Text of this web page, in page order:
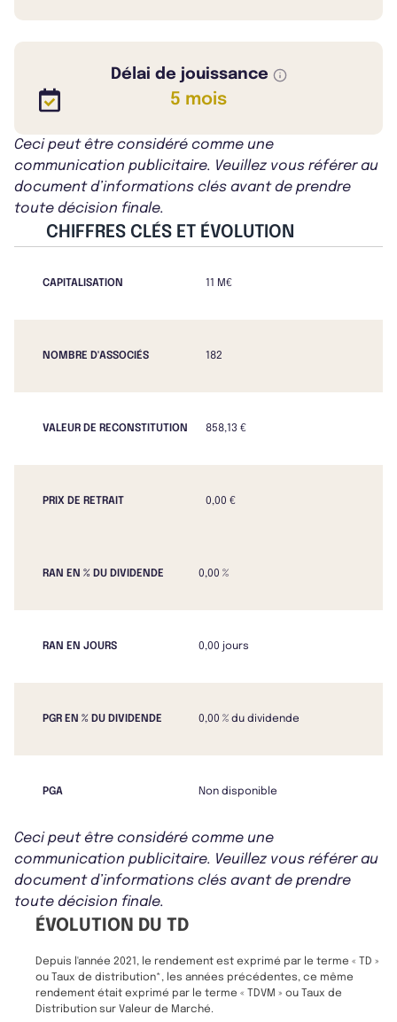
Délai de jouissance
5 mois
Ceci peut être considéré comme une
communication publicitaire. Veuillez vous référer au
document d’informations clés avant de prendre
toute décision finale.
CHIFFRES CLÉS ET ÉVOLUTION
CAPITALISATION 11 M€
NOMBRE D'ASSOCIÉS 182
VALEUR DE RECONSTITUTION 858,13 €
PRIX DE RETRAIT 0,00 €
RAN EN % DU DIVIDENDE 0,00 %
RAN EN JOURS 0,00 jours
PGR EN % DU DIVIDENDE 0,00 % du dividende
PGA Non disponible
Ceci peut être considéré comme une
communication publicitaire. Veuillez vous référer au
document d’informations clés avant de prendre
toute décision finale.
ÉVOLUTION DU TD
Depuis l'année 2021, le rendement est exprimé par le terme « TD »
ou Taux de distribution*, les années précédentes, ce même
rendement était exprimé par le terme « TDVM » ou Taux de
Distribution sur Valeur de Marché.